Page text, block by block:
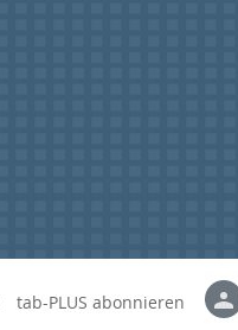
tab-PLUS abonnieren